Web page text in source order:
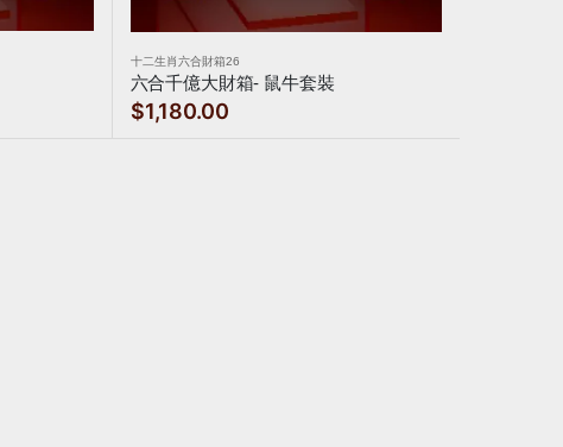
十二生肖六合財箱26
六合千億大財箱- 鼠牛套裝
$1,180.00